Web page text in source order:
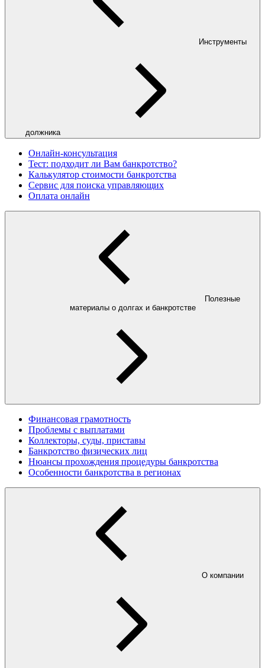
Инструменты
должника
Онлайн-консультация
Тест: подходит ли Вам банкротство?
Калькулятор стоимости банкротства
Сервис для поиска управляющих
Оплата онлайн
Полезные
материалы о долгах и банкротстве
Финансовая грамотность
Проблемы с выплатами
Коллекторы, суды, приставы
Банкротство физических лиц
Нюансы прохождения процедуры банкротства
Особенности банкротства в регионах
О компании